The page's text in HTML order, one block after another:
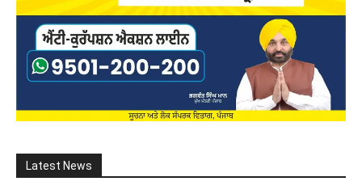
Latest News